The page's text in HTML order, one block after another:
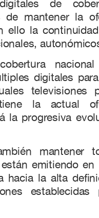
de
de mantener la
ello la
digitales
televisiones
la actual
la progresiva
mantener
emitiendo
hacia la alta